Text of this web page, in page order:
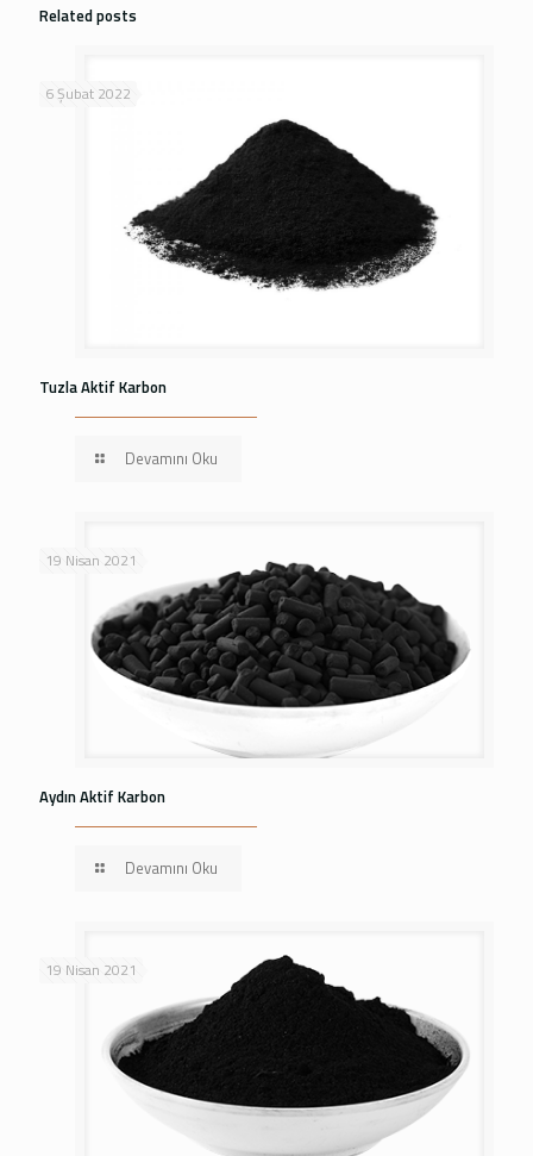
Related posts
6 Şubat 2022
Tuzla Aktif Karbon
Devamını Oku
19 Nisan 2021
Aydın Aktif Karbon
Devamını Oku
19 Nisan 2021